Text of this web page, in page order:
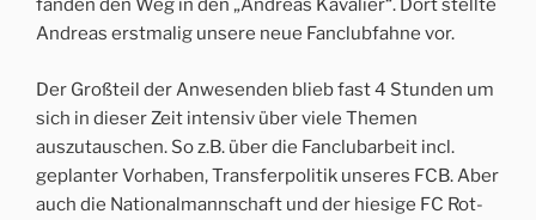
fanden den Weg in den „Andreas Kavalier“. Dort stellte
Andreas erstmalig unsere neue Fanclubfahne vor.
Der Großteil der Anwesenden blieb fast 4 Stunden um
sich in dieser Zeit intensiv über viele Themen
auszutauschen. So z.B. über die Fanclubarbeit incl.
geplanter Vorhaben, Transferpolitik unseres FCB. Aber
auch die Nationalmannschaft und der hiesige FC Rot-